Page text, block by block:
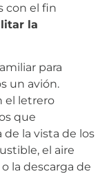
con el fin
la
para
un avión.
el letrero
que
la vista de los
el aire
la descarga de